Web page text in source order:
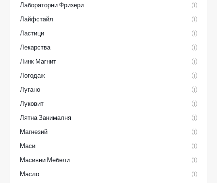
Лабораторни Фризери (1)
Лайфстайл (1)
Ластици (1)
Лекарства (1)
Линк Магнит (1)
Логодаж (1)
Лугано (1)
Луковит (1)
Лятна Занималня (1)
Магнезий (1)
Маси (1)
Масивни Мебели (1)
Масло (1)